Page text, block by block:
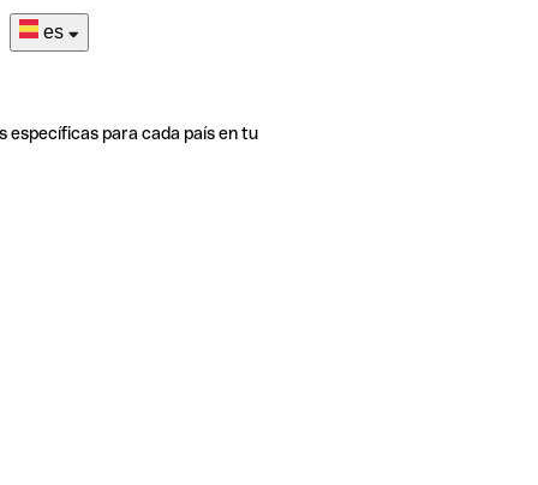
es
específicas para cada país en tu